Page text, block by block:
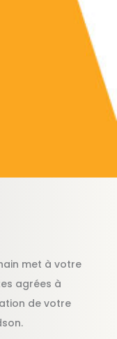
met à votre
agrées à
de votre